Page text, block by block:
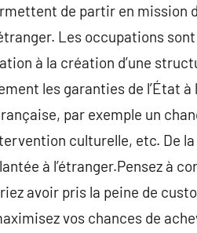
de partir en mission
Les occupations
à la création d’une
les garanties de l’État
par exemple un
culturelle, etc. De
à l’étranger.Pensez à
avoir pris la peine de
vos chances de